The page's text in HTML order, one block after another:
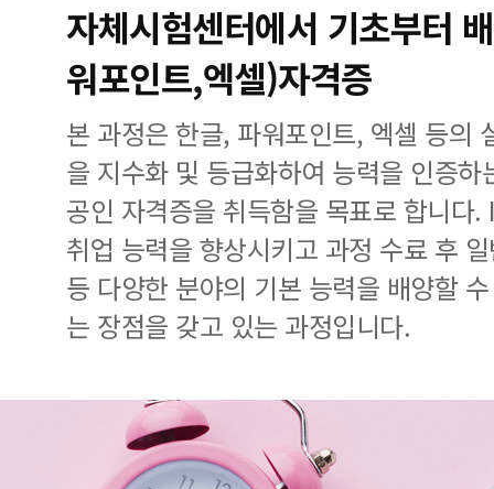
자체시험센터에서 기초부터
워포인트,엑셀)자격증
본 과정은 한글, 파워포인트, 엑셀 등의
을 지수화 및 등급화하여 능력을 인증하
공인 자격증을 취득함을 목표로 합니다
취업 능력을 향상시키고 과정 수료 후
등 다양한 분야의 기본 능력을 배양할
는 장점을 갖고 있는 과정입니다.